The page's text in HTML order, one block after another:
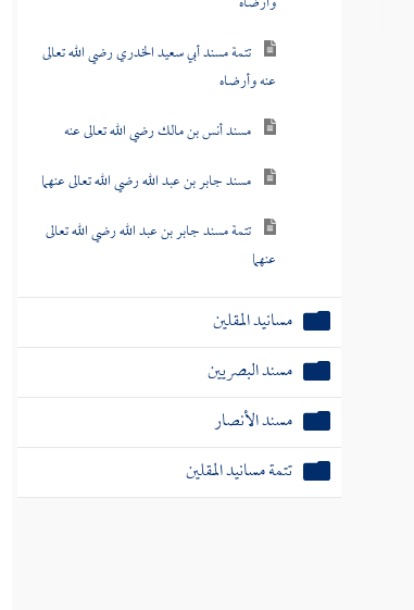
تتمة مسند أبي سعيد الخدري رضي الله تعالى
عنه وأرضاه
مسند أنس بن مالك رضي الله تعالى عنه
مسند جابر بن عبد الله رضي الله تعالى عنهما
تتمة مسند جابر بن عبد الله رضي الله تعالى
عنهما
مسانيد المقلين
مسند البصريين
مسند الأنصار
تتمة مسانيد المقلين